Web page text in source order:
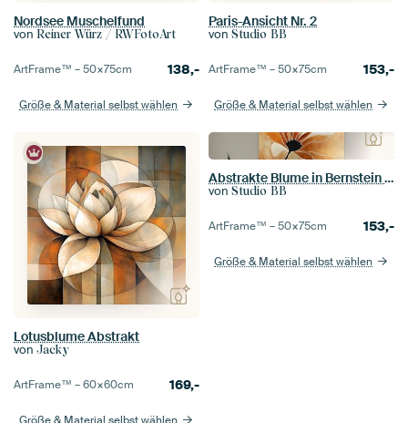
Nordsee Muschelfund
von Reiner Würz / RWFotoArt
ArtFrame™ –50×75cm 138,-
Größe & Material selbst wählen
Paris-Ansicht Nr. 2
von Studio BB
ArtFrame™ –50×75cm 153,-
Größe & Material selbst wählen
Lotusblume Abstrakt
von Jacky
ArtFrame™ –60×60cm 169,-
Abstrakte Blume in Bernstein Nr. 1
von Studio BB
ArtFrame™ –50×75cm 153,-
Größe & Material selbst wählen